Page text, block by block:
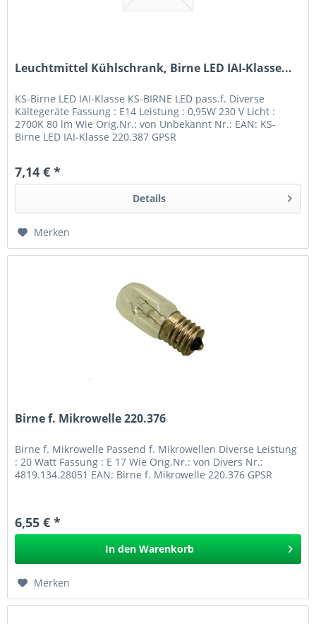
Leuchtmittel Kühlschrank, Birne LED IAI-Klasse...
KS-Birne LED IAI-Klasse KS-BIRNE LED pass.f. Diverse
Kältegeräte Fassung : E14 Leistung : 0,95W 230 V Licht :
2700K 80 lm Wie Orig.Nr.: von Unbekannt Nr.: EAN: KS-
Birne LED IAI-Klasse 220.387 GPSR
7,14 € *
Details
Merken
Birne f. Mikrowelle 220.376
Birne f. Mikrowelle Passend f. Mikrowellen Diverse Leistung
: 20 Watt Fassung : E 17 Wie Orig.Nr.: von Divers Nr.:
4819.134.28051 EAN: Birne f. Mikrowelle 220.376 GPSR
6,55 € *
In den Warenkorb
Merken